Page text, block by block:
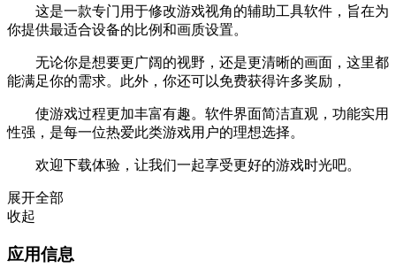
这是一款专门用于修改游戏视角的辅助工具软件，旨在为
你提供最适合设备的比例和画质设置。
无论你是想要更广阔的视野，还是更清晰的画面，这里都
能满足你的需求。此外，你还可以免费获得许多奖励，
使游戏过程更加丰富有趣。软件界面简洁直观，功能实用
性强，是每一位热爱此类游戏用户的理想选择。
欢迎下载体验，让我们一起享受更好的游戏时光吧。
展开全部
收起
应用信息